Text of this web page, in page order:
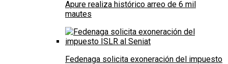
Apure realiza histórico arreo de 6 mil
mautes
Fedenaga solicita exoneración del impuesto